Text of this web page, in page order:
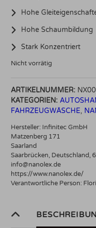
Hohe
Hohe Schaumbildung
Stark Konzentriert
Nicht vorrätig
ARTIKELNUMMER:
KATEGORIEN:
FAHRZEUGWÄSCHE,
Hersteller: Infinitec GmbH
Matzenberg 171
Saarland
Saarbrücken, Deutschland,
info@nanolex.de
https://www.nanolex.de/
Verantwortliche Person: